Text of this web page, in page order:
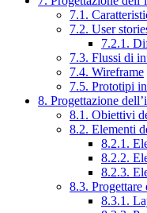
7.1.
7.2. User
7.2.1.
7.3. Flussi di
7.4. Wireframe
7.5. Prototipi
8. Progettazione
8.1. Obiettivi
8.2. Elementi
8.2.1.
8.2.2.
8.2.3.
8.3. Progettare
8.3.1.